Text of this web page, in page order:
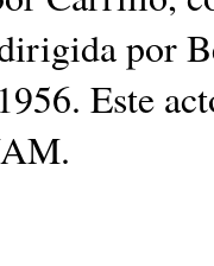
por
Este